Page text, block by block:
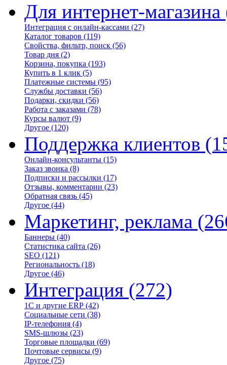
Для интернет-магазина
Интеграция с онлайн-кассами (27)
Каталог товаров (119)
Свойства, фильтр, поиск (56)
Товар дня (2)
Корзина, покупка (193)
Купить в 1 клик (5)
Платежные системы (95)
Службы доставки (56)
Подарки, скидки (56)
Работа с заказами (78)
Курсы валют (9)
Другое (120)
Поддержка клиентов
Онлайн-консультанты (15)
Заказ звонка (8)
Подписки и рассылки (17)
Отзывы, комментарии (23)
Обратная связь (45)
Другое (44)
Маркетинг, реклама
Баннеры (40)
Статистика сайта (26)
SEO (121)
Региональность (18)
Другое (46)
Интеграция (272)
1С и другие ERP (42)
Социальные сети (38)
IP-телефония (4)
SMS-шлюзы (23)
Торговые площадки (69)
Почтовые сервисы (9)
Другое (75)